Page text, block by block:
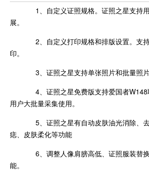
1、自定义证照规格。证照之星支持
展。
2、自定义打印规格和排版设置。支
印。
3、证照之星支持单张照片和批量照片
4、证照之星免费版支持爱国者W148
用户大批量采集使用。
5、证照之星有自动皮肤油光消除、
痣、皮肤柔化等功能
6、调整人像肩膀高低、证照服装替
能。